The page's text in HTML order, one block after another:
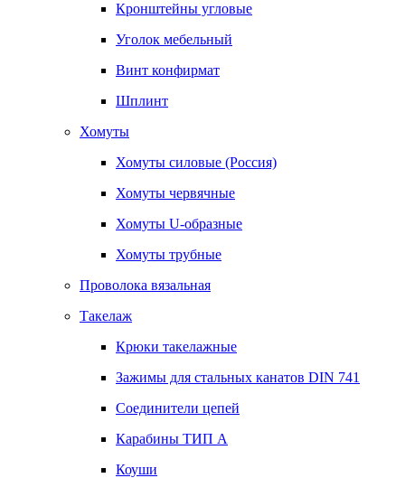
Кронштейны угловые
Уголок мебельный
Винт конфирмат
Шплинт
Хомуты
Хомуты силовые (Россия)
Хомуты червячные
Хомуты U-образные
Хомуты трубные
Проволока вязальная
Такелаж
Крюки такелажные
Зажимы для стальных канатов DIN 741
Соединители цепей
Карабины ТИП А
Коуши